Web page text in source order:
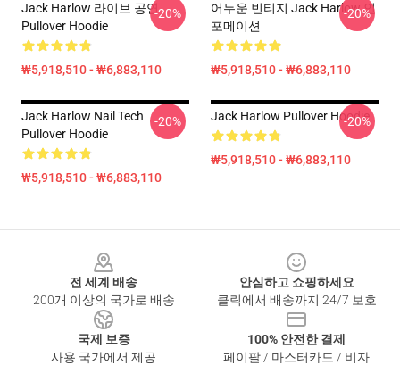
Jack Harlow 라이브 공연
Pullover Hoodie
₩5,918,510 - ₩6,883,110
-20%
어두운 빈티지 Jack Harlow 인
포메이션
₩5,918,510 - ₩6,883,110
-20%
Jack Harlow Nail Tech
Pullover Hoodie
₩5,918,510 - ₩6,883,110
-20% Jack Harlow Pullover Hoodie
₩5,918,510 - ₩6,883,110
-20%
전 세계 배송
200개 이상의 국가로 배송
안심하고 쇼핑하세요
클릭에서 배송까지 24/7 보호
국제 보증
사용 국가에서 제공
100% 안전한 결제
페이팔 / 마스터카드 / 비자